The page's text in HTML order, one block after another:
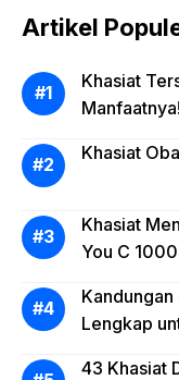
Artikel
Khasiat
Manfaatnya!
Khasiat
Khasiat
You C
Lengkap
43 Khasiat